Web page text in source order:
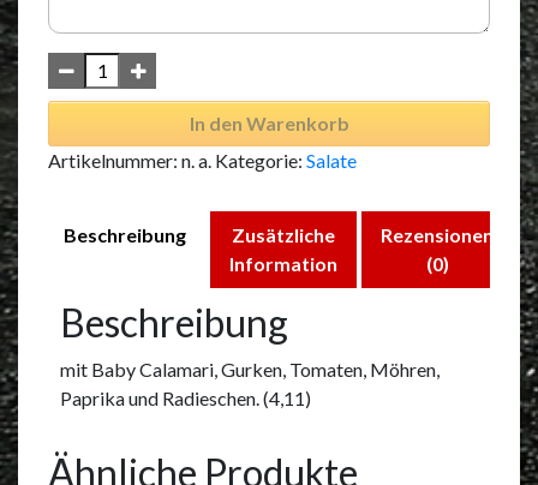
In den Warenkorb
Artikelnummer: n. a. Kategorie: Salate
Beschreibung
Zusätzliche
Information
Rezensionen
(0)
Beschreibung
mit Baby Calamari, Gurken, Tomaten, Möhren,
Paprika und Radieschen. (4,11)
Ähnliche Produkte